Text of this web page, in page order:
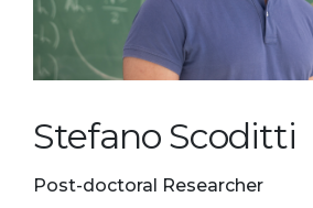
Stefano Scoditti
Post-doctoral Researcher